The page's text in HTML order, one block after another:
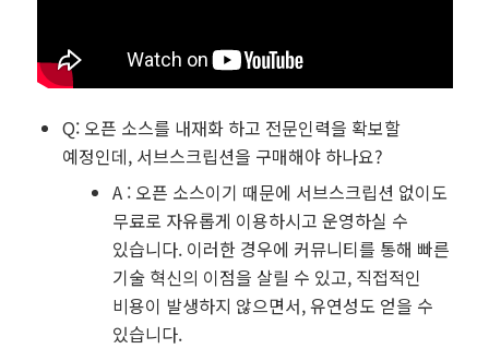
Q: 오픈 소스를 내재화 하고 전문인력을 확보할
예정인데, 서브스크립션을 구매해야 하나요?
A : 오픈 소스이기 때문에 서브스크립션 없이도
무료로 자유롭게 이용하시고 운영하실 수
있습니다. 이러한 경우에 커뮤니티를 통해 빠른
기술 혁신의 이점을 살릴 수 있고, 직접적인
비용이 발생하지 않으면서, 유연성도 얻을 수
있습니다.